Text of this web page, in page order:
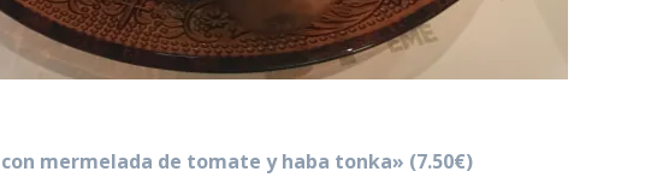
mermelada de tomate y haba tonka» (7.50€)